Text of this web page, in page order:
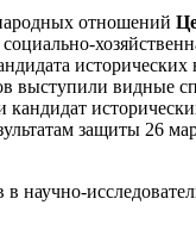
отношений
выступили видные
защиты 26